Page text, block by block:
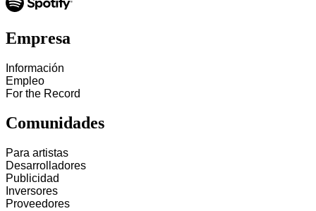
Empresa
Información
Empleo
For the Record
Comunidades
Para artistas
Desarrolladores
Publicidad
Inversores
Proveedores